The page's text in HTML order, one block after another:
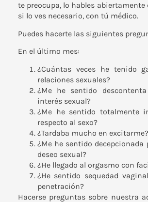
te preocupa, lo hables abiertamente
si lo ves necesario, con tú médico.
Puedes hacerte las siguientes
En el último mes:
¿Cuántas veces he tenido
relaciones sexuales?
¿Me he sentido
interés sexual?
¿Me he sentido totalmente
respecto al sexo?
¿Tardaba mucho en excitarme?
¿Me he sentido
deseo sexual?
¿He llegado al orgasmo con
¿He sentido sequedad
penetración?
Hacerse preguntas sobre nuestra